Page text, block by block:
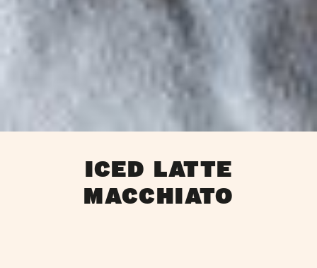
ICED LATTE
MACCHIATO